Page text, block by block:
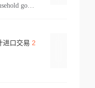
personal effect,used household goods
进口交易 2